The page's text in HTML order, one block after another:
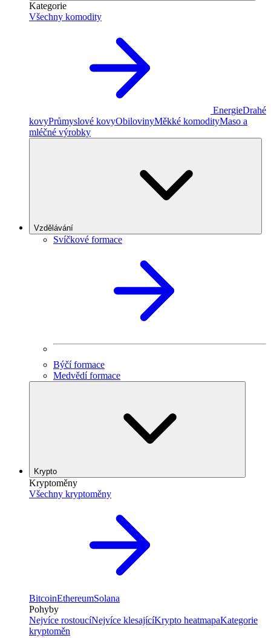
Kategorie
Všechny komodity
EnergieDrahé
kovyPrůmyslové kovyObilovinyMěkké komodityMaso a
mléčné výrobky
Vzdělávání
Svíčkové formace
Býčí formace
Medvědí formace
Krypto
Kryptoměny
Všechny kryptoměny
BitcoinEthereumSolana
Pohyby
Nejvíce rostoucíNejvíce klesajícíKrypto heatmapaKategorie
kryptoměn